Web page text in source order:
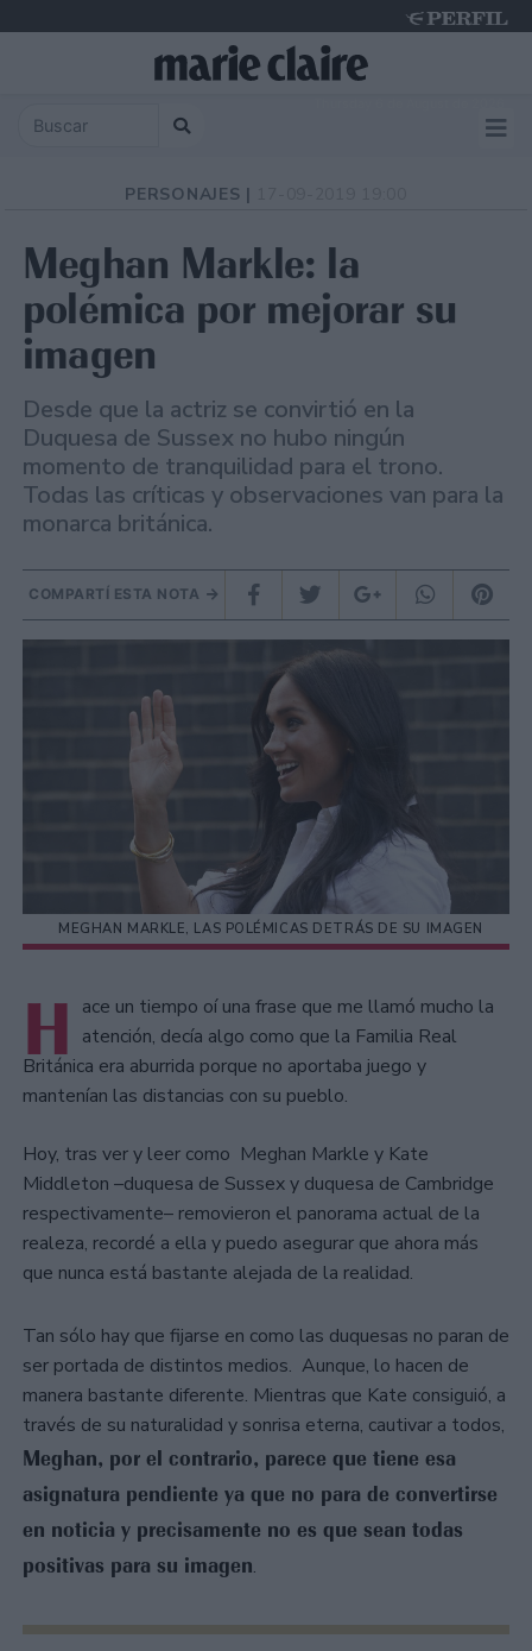
PERSONAJES |
Meghan Markle: la
polémica por mejorar su
imagen
Desde que la actriz se convirtió en la
Duquesa de Sussex no hubo ningún
momento de tranquilidad para el trono.
Todas las críticas y observaciones van para la
monarca británica.
COMPARTÍ ESTA NOTA
MEGHAN MARKLE, LAS POLÉMICAS DETRÁS DE SU IMAGEN
H ace un tiempo oí una frase que me llamó mucho la
atención, decía algo como que la Familia Real
Británica era aburrida porque no aportaba juego y
mantenían las distancias con su pueblo.
Hoy, tras ver y leer como Meghan Markle y Kate
Middleton –duquesa de Sussex y duquesa de Cambridge
respectivamente– removieron el panorama actual de la
realeza, recordé a ella y puedo asegurar que ahora más
que nunca está bastante alejada de la realidad.
Tan sólo hay que fijarse en como las duquesas no paran de
ser portada de distintos medios. Aunque, lo hacen de
manera bastante diferente. Mientras que Kate consiguió, a
través de su naturalidad y sonrisa eterna, cautivar a todos,
Meghan, por el contrario, parece que tiene esa
asignatura pendiente ya que no para de convertirse
en noticia y precisamente no es que sean todas
positivas para su imagen.